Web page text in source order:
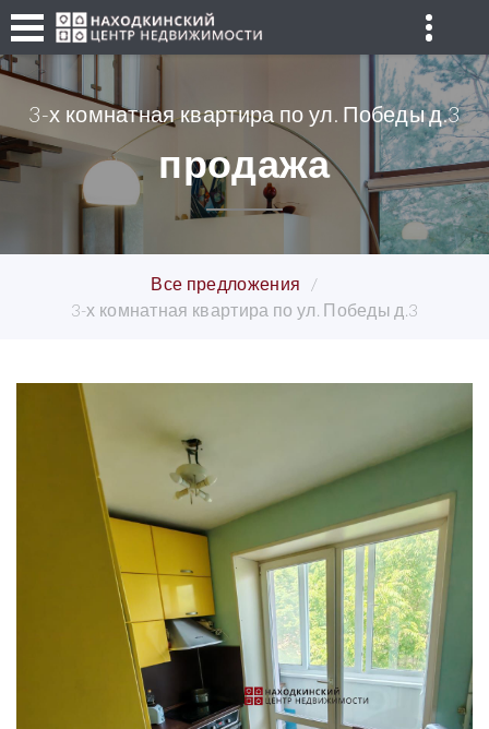
3-х комнатная квартира по ул. Победы д.3
продажа
Все предложения
3-х комнатная квартира по ул. Победы д.3